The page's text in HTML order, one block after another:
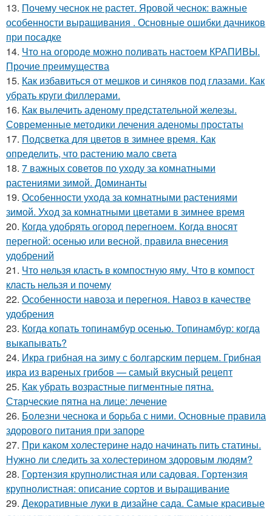
13. Почему чеснок не растет. Яровой чеснок: важные
особенности выращивания . Основные ошибки дачников
при посадке
14. Что на огороде можно поливать настоем КРАПИВЫ.
Прочие преимущества
15. Как избавиться от мешков и синяков под глазами. Как
убрать круги филлерами.
16. Как вылечить аденому предстательной железы.
Современные методики лечения аденомы простаты
17. Подсветка для цветов в зимнее время. Как
определить, что растению мало света
18. 7 важных советов по уходу за комнатными
растениями зимой. Доминанты
19. Особенности ухода за комнатными растениями
зимой. Уход за комнатными цветами в зимнее время
20. Когда удобрять огород перегноем. Когда вносят
перегной: осенью или весной, правила внесения
удобрений
21. Что нельзя класть в компостную яму. Что в компост
класть нельзя и почему
22. Особенности навоза и перегноя. Навоз в качестве
удобрения
23. Когда копать топинамбур осенью. Топинамбур: когда
выкапывать?
24. Икра грибная на зиму с болгарским перцем. Грибная
икра из вареных грибов — самый вкусный рецепт
25. Как убрать возрастные пигментные пятна.
Старческие пятна на лице: лечение
26. Болезни чеснока и борьба с ними. Основные правила
здорового питания при запоре
27. При каком холестерине надо начинать пить статины.
Нужно ли следить за холестерином здоровым людям?
28. Гортензия крупнолистная или садовая. Гортензия
крупнолистная: описание сортов и выращивание
29. Декоративные луки в дизайне сада. Самые красивые